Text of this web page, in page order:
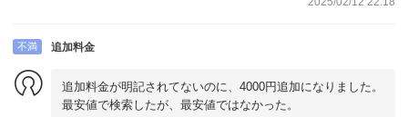
不満 追加料金
追加料金が明記されてないのに、4000円追加になりました。
最安値で検索したが、最安値ではなかった。